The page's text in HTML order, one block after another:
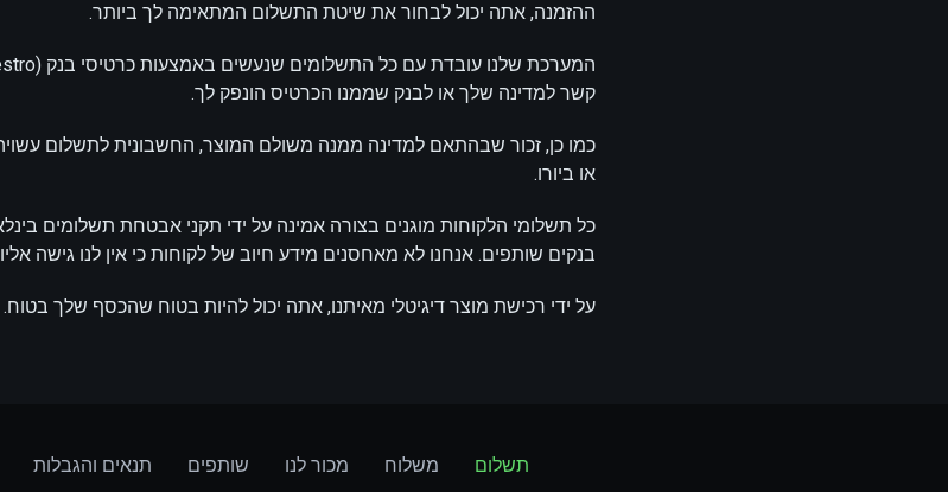
ההזמנה, אתה יכול לבחור את שיטת התשלום המתאימה לך ביותר.
קשר למדינה שלך או לבנק שממנו הכרטיס הונפק לך.
כמו כן, זכור שבהתאם למדינה ממנה משולם המוצר, החשבונית לתשלום
או ביורו.
כל תשלומי הלקוחות מוגנים בצורה אמינה על ידי תקני אבטחת תשלומים
בנקים שותפים. אנחנו לא מאחסנים מידע חיוב של לקוחות כי אין לנו גישה
על ידי רכישת מוצר דיגיטלי מאיתנו, אתה יכול להיות בטוח שהכסף שלך בטוח.
תשלום משלוח מכור לנו שותפים תנאים והגבלות